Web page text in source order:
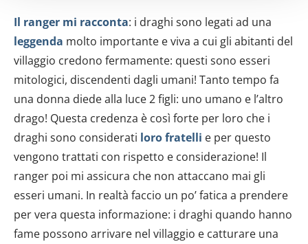
(impronte digitali).
Approfondisci come vengono elaborati i tuoi dati personali
e imposta le tue preferenze nella
sezione dettagli
. Puoi
modificare o ritirare il tuo consenso in qualsiasi momento
dalla Dichiarazione sui cookie.
Utilizziamo i cookie per personalizzare contenuti ed
annunci, per fornire funzionalità dei social media e per
analizzare il nostro traffico. Condividiamo inoltre
informazioni sul modo in cui utilizzi il nostro sito con i
nostri partner che si occupano di analisi dei dati web,
pubblicità e social media, i quali potrebbero combinarle
con altre informazioni che hai fornito loro o che hanno
raccolto dal tuo utilizzo dei loro servizi.
Il ranger mi racconta: i draghi sono legati ad una
leggenda molto importante e viva a cui gli abitanti del
villaggio credono fermamente: questi sono esseri
mitologici, discendenti dagli umani! Tanto tempo fa
una donna diede alla luce 2 figli: uno umano e l’altro
drago! Questa credenza è così forte per loro che i
draghi sono considerati loro fratelli e per questo
vengono trattati con rispetto e considerazione! Il
ranger poi mi assicura che non attaccano mai gli
esseri umani. In realtà faccio un po’ fatica a prendere
per vera questa informazione: i draghi quando hanno
fame possono arrivare nel villaggio e catturare una